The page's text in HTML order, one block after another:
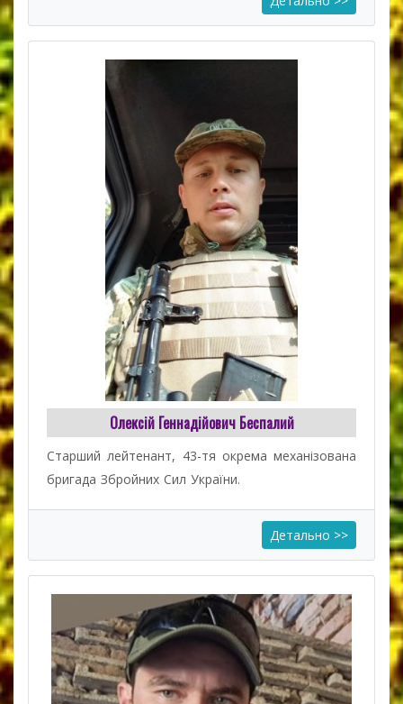
Олексій Геннадійович Беспалий
Старший лейтенант, 43-тя окрема механізована
бригада Збройних Сил України.
Детально >>